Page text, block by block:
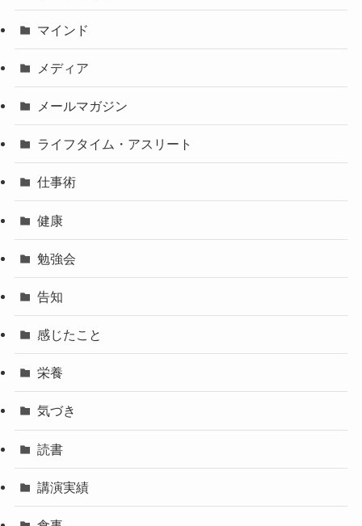
マインド
メディア
メールマガジン
ライフタイム・アスリート
仕事術
健康
勉強会
告知
感じたこと
栄養
気づき
読書
講演実績